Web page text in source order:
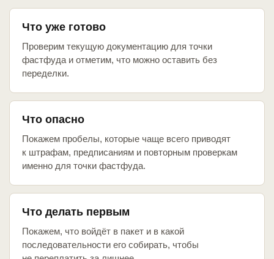
Что уже готово
Проверим текущую документацию для точки
фастфуда и отметим, что можно оставить без
переделки.
Что опасно
Покажем пробелы, которые чаще всего приводят
к штрафам, предписаниям и повторным проверкам
именно для точки фастфуда.
Что делать первым
Покажем, что войдёт в пакет и в какой
последовательности его собирать, чтобы